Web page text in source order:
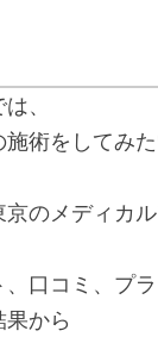
、
術をしてみ
のメディカ
口コミ、プ
から